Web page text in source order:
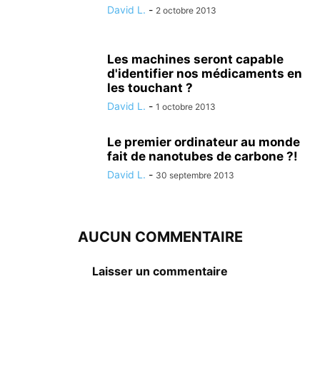
David L. - 2 octobre 2013
Les machines seront capable
d'identifier nos médicaments en
les touchant ?
David L. - 1 octobre 2013
Le premier ordinateur au monde
fait de nanotubes de carbone ?!
David L. - 30 septembre 2013
AUCUN COMMENTAIRE
Laisser un commentaire